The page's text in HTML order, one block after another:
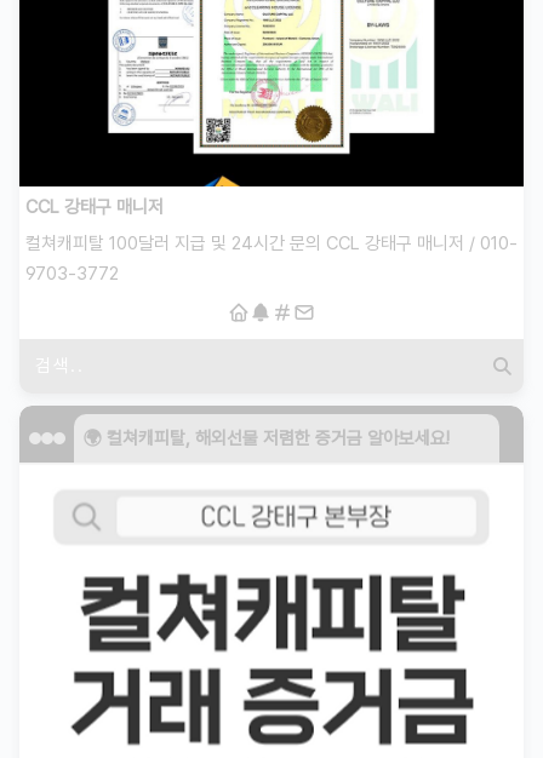
CCL 강태구 매니저
컬쳐캐피탈 100달러 지급 및 24시간 문의 CCL 강태구 매니저 / 010-
9703-3772
🌍 컬쳐캐피탈, 해외선물 저렴한 증거금 알아보세요!